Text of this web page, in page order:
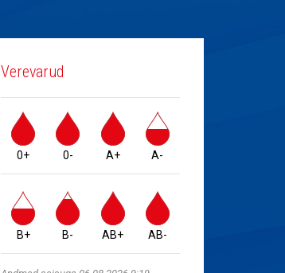
Verevarud
0+ 0- A+ A-
B+ B- AB+ AB-